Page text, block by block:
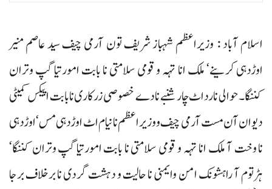
اسلام آباد : وزیراعظم شہباز شریف تون آرمی چیف سید عاصم منیر
اوڑدہی کرینے‘ ملک انا تہہ و قومی سلامتی نا بابت امورتیا گپ وتران
کننگا۔ حوالی نا رد اٹ چار شنبے نا دے خصوصی زرکاری نا بابت اپیکس کمیٹی
دیوان آن مست آرمی چیف و وزیراعظم نا نیام اٹ اوڑدہی مس‘ اوڑدہی
نا وخت آ ملک انا تہہ و قومی سلامتی نا بابت امورتیا گپ وتران کننگا‘
ہڑتوم آ راہشونک امن وایمنی نا حالیت و دہشت گردی نا برخلاف برجا